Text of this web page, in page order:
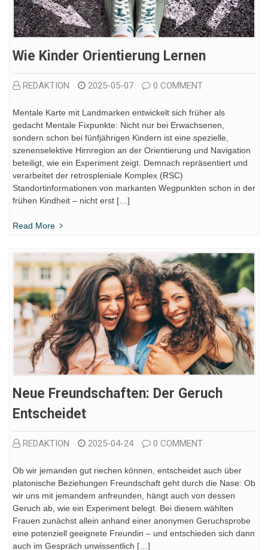
Wie Kinder Orientierung Lernen
REDAKTION 2025-05-07 0 COMMENT
Mentale Karte mit Landmarken entwickelt sich früher als
gedacht Mentale Fixpunkte: Nicht nur bei Erwachsenen,
sondern schon bei fünfjährigen Kindern ist eine spezielle,
szenenselektive Hirnregion an der Orientierung und Navigation
beteiligt, wie ein Experiment zeigt. Demnach repräsentiert und
verarbeitet der retrospleniale Komplex (RSC)
Standortinformationen von markanten Wegpunkten schon in der
frühen Kindheit – nicht erst […]
Read More
Neue Freundschaften: Der Geruch
Entscheidet
REDAKTION 2025-04-24 0 COMMENT
Ob wir jemanden gut riechen können, entscheidet auch über
platonische Beziehungen Freundschaft geht durch die Nase: Ob
wir uns mit jemandem anfreunden, hängt auch von dessen
Geruch ab, wie ein Experiment belegt. Bei diesem wählten
Frauen zunächst allein anhand einer anonymen Geruchsprobe
eine potenziell geeignete Freundin – und entschieden sich dann
auch im Gespräch unwissentlich […]